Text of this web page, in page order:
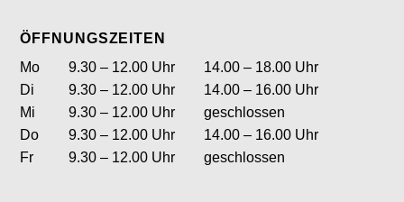
ÖFFNUNGSZEITEN
Wochentag
Öffnungszeiten Vormittag
Montag 9.30 – 12.00 Uhr
14.00 – 18.00 Uhr
Di enstag9.30 – 12.00 Uhr
14.00 – 16.00 Uhr
Mi ttwoch9.30 – 12.00 Uhr
geschlossen
Donnerstag9.30 – 12.00 Uhr
14.00 – 16.00 Uhr
Fritag 9.30 – 12.00 Uhr geschlossen